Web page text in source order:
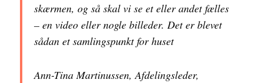
skærmen, og så skal vi se et eller andet fælles
– en video eller nogle billeder. Det er blevet
sådan et samlingspunkt for huset
Ann-Tina Martinussen, Afdelingsleder,